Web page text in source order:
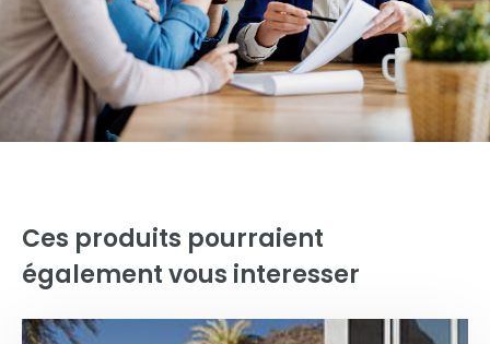
Ces produits pourraient
également vous interesser